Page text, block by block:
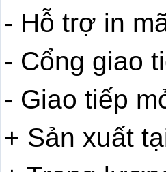
- Hỗ trợ in
- Cổng giao
- Giao tiếp
+ Sản xuất